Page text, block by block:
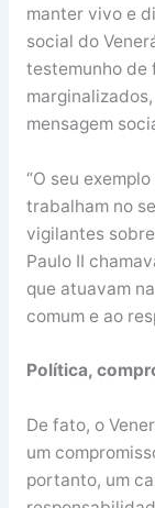
manter vivo e
social do
testemunho de
mensagem
“O seu
trabalham no
vigilantes
Paulo II
que atuavam
comum e ao
Política,
De fato, o
um
portanto, um